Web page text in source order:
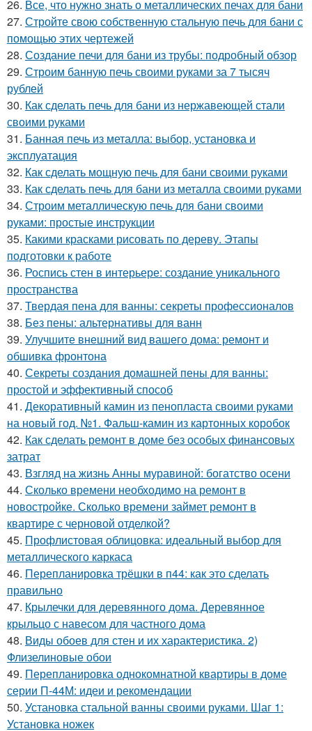
26. Все, что нужно знать о металлических печах для бани
27. Стройте свою собственную стальную печь для бани с
помощью этих чертежей
28. Создание печи для бани из трубы: подробный обзор
29. Строим банную печь своими руками за 7 тысяч
рублей
30. Как сделать печь для бани из нержавеющей стали
своими руками
31. Банная печь из металла: выбор, установка и
эксплуатация
32. Как сделать мощную печь для бани своими руками
33. Как сделать печь для бани из металла своими руками
34. Строим металлическую печь для бани своими
руками: простые инструкции
35. Какими красками рисовать по дереву. Этапы
подготовки к работе
36. Роспись стен в интерьере: создание уникального
пространства
37. Твердая пена для ванны: секреты профессионалов
38. Без пены: альтернативы для ванн
39. Улучшите внешний вид вашего дома: ремонт и
обшивка фронтона
40. Секреты создания домашней пены для ванны:
простой и эффективный способ
41. Декоративный камин из пенопласта своими руками
на новый год. №1. Фальш-камин из картонных коробок
42. Как сделать ремонт в доме без особых финансовых
затрат
43. Взгляд на жизнь Анны муравиной: богатство осени
44. Сколько времени необходимо на ремонт в
новостройке. Сколько времени займет ремонт в
квартире с черновой отделкой?
45. Профлистовая облицовка: идеальный выбор для
металлического каркаса
46. Перепланировка трёшки в п44: как это сделать
правильно
47. Крылечки для деревянного дома. Деревянное
крыльцо с навесом для частного дома
48. Виды обоев для стен и их характеристика. 2)
Флизелиновые обои
49. Перепланировка однокомнатной квартиры в доме
серии П-44М: идеи и рекомендации
50. Установка стальной ванны своими руками. Шаг 1:
Установка ножек